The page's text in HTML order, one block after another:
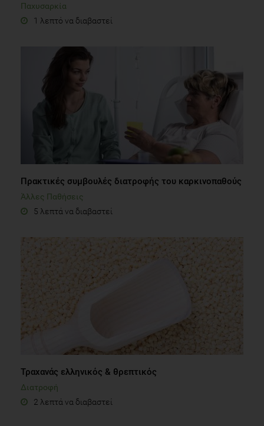
Παχυσαρκία
1 λεπτό να διαβαστεί
Πρακτικές συμβουλές διατροφής του καρκινοπαθούς
Άλλες Παθήσεις
5 λεπτά να διαβαστεί
Τραχανάς ελληνικός & θρεπτικός
Διατροφή
2 λεπτά να διαβαστεί